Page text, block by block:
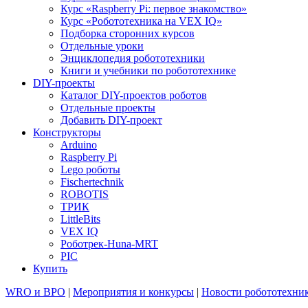
Курс «Raspberry Pi: первое знакомство»
Курс «Робототехника на VEX IQ»
Подборка сторонних курсов
Отдельные уроки
Энциклопедия робототехники
Книги и учебники по робототехнике
DIY-проекты
Каталог DIY-проектов роботов
Отдельные проекты
Добавить DIY-проект
Конструкторы
Arduino
Raspberry Pi
Lego роботы
Fischertechnik
ROBOTIS
ТРИК
LittleBits
VEX IQ
Роботрек-Huna-MRT
PIC
Купить
WRO и ВРО | Мероприятия и конкурсы | Новости